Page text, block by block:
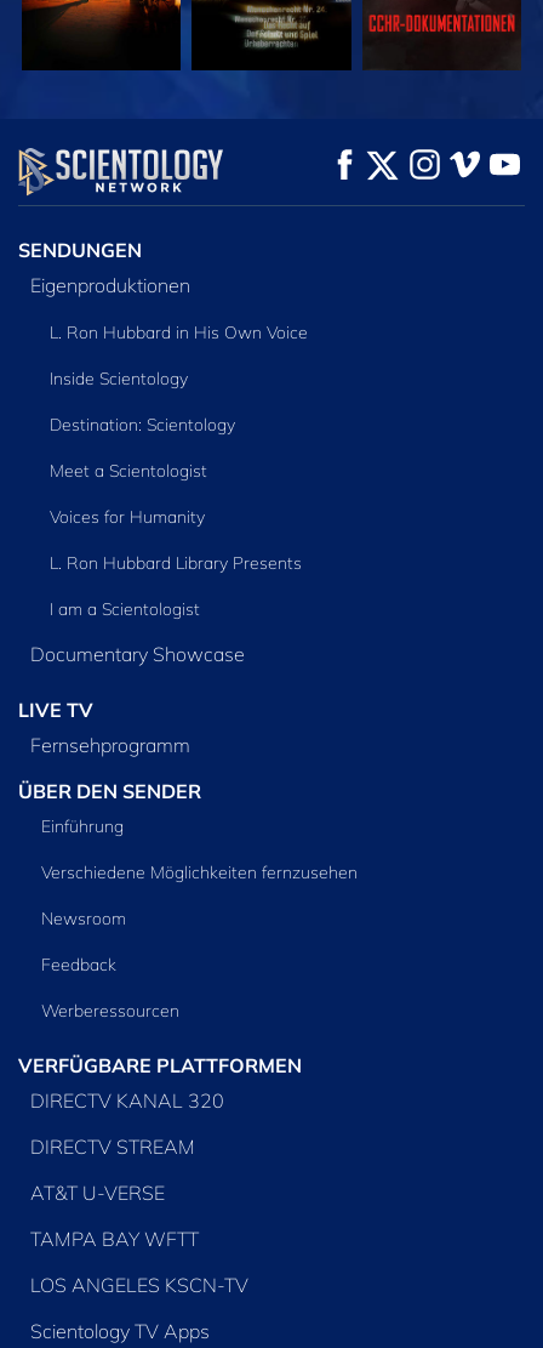
ANSEHEN
SERIE
ENTDECKEN
SENDUNGEN
Eigenproduktionen
L. Ron Hubbard in His Own Voice
Inside Scientology
Destination: Scientology
Meet a Scientologist
Voices for Humanity
L. Ron Hubbard Library Presents
I am a Scientologist
Documentary Showcase
LIVE TV
Fernsehprogramm
ÜBER DEN SENDER
Einführung
Verschiedene Möglichkeiten fernzusehen
Newsroom
Feedback
Werberessourcen
VERFÜGBARE PLATTFORMEN
DIRECTV KANAL 320
DIRECTV STREAM
AT&T U-VERSE
TAMPA BAY WFTT
LOS ANGELES KSCN-TV
Scientology TV Apps